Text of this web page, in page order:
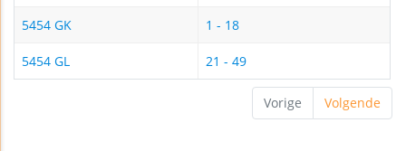
5454 GK 1 - 18
5454 GL 21 - 49
Vorige Volgende